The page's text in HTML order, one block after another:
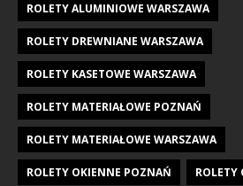
ROLETY ALUMINIOWE WARSZAWA
ROLETY DREWNIANE WARSZAWA
ROLETY KASETOWE WARSZAWA
ROLETY MATERIAŁOWE POZNAŃ
ROLETY MATERIAŁOWE WARSZAWA
ROLETY OKIENNE POZNAŃ ROLETY